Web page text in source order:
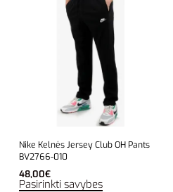
Nike Kelnės Jersey Club OH Pants
BV2766-010
48,00€
Pasirinkti savybes